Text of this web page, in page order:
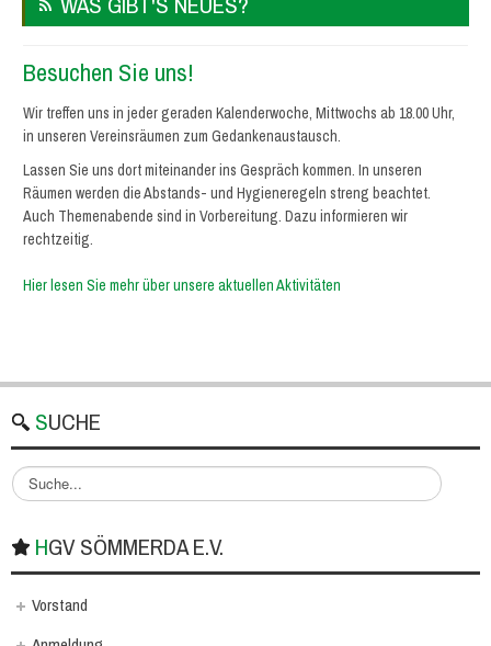
Besuchen Sie uns!
Wir treffen uns in jeder geraden Kalenderwoche, Mittwochs ab 18.00 Uhr,
in unseren Vereinsräumen zum Gedankenaustausch.
Lassen Sie uns dort miteinander ins Gespräch kommen. In unseren
Räumen werden die Abstands- und Hygieneregeln streng beachtet.
Auch Themenabende sind in Vorbereitung. Dazu informieren wir
rechtzeitig.
Hier lesen Sie mehr über unsere aktuellen Aktivitäten
SUCHE
S
u
h
HGV SÖMMERDA E.V.
Vorstand